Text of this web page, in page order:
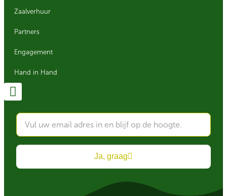
Zaalverhuur
Partners
Engagement
Hand in Hand
Ja, graag